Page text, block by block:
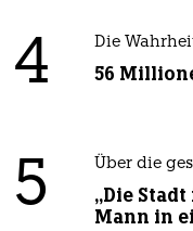
4 Die
56
5 Über die
„Die
Mann in